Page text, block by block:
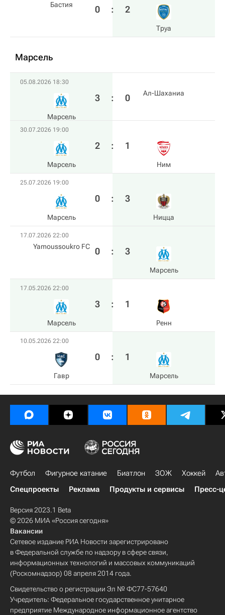
Бастия 0 : 2
Труа
Марсель
05.08.2026 18:30
Марсель
3 : 0 Ал-Шаханиа
30.07.2026 19:00
Марсель
2 : 1
Ним
25.07.2026 19:00
Марсель
0 : 3
Ницца
17.07.2026 22:00
Yamoussoukro FC 0 : 3
Марсель
17.05.2026 22:00
Марсель
3 : 1
Ренн
10.05.2026 22:00
Гавр
0 : 1
Марсель
Футбол Фигурное катание Биатлон ЗОЖ Хоккей
Спецпроекты
Реклама Продукты и сервисы Пресс-
Версия 2023.1 Beta
© 2026 МИА «Россия сегодня»
Вакансии
Сетевое издание РИА Новости зарегистрировано
в Федеральной службе по надзору в сфере связи,
информационных технологий и массовых коммуникаций
(Роскомнадзор) 08 апреля 2014 года.
Свидетельство о регистрации Эл № ФС77-57640
Учредитель: Федеральное государственное унитарное
предприятие Международное информационное агентство